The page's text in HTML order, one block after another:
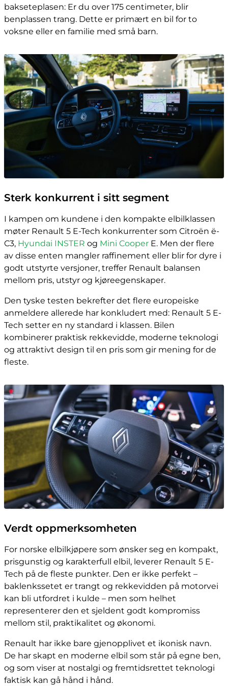
bakseteplasen: Er du over 175 centimeter, blir
benplassen trang. Dette er primært en bil for to
voksne eller en familie med små barn.
Sterk konkurrent i sitt segment
I kampen om kundene i den kompakte elbilklassen
møter Renault 5 E-Tech konkurrenter som Citroën ë-
C3, Hyundai INSTER og Mini Cooper E. Men der flere
av disse enten mangler raffinement eller blir for dyre i
godt utstyrte versjoner, treffer Renault balansen
mellom pris, utstyr og kjøreegenskaper.
Den tyske testen bekrefter det flere europeiske
anmeldere allerede har konkludert med: Renault 5 E-
Tech setter en ny standard i klassen. Bilen
kombinerer praktisk rekkevidde, moderne teknologi
og attraktivt design til en pris som gir mening for de
fleste.
Verdt oppmerksomheten
For norske elbilkjøpere som ønsker seg en kompakt,
prisgunstig og karakterfull elbil, leverer Renault 5 E-
Tech på de fleste punkter. Den er ikke perfekt –
baklenkssetet er trangt og rekkevidden på motorvei
kan bli utfordret i kulde – men som helhet
representerer den et sjeldent godt kompromiss
mellom stil, praktikalitet og økonomi.
Renault har ikke bare gjenopplivet et ikonisk navn.
De har skapt en moderne elbil som står på egne ben,
og som viser at nostalgi og fremtidsrettet teknologi
faktisk kan gå hånd i hånd.